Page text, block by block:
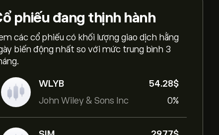
phiếu đang thịnh hành
các cổ phiếu có khối lượng giao dịch hằng
biến động nhất so với mức trung bình 3
WLYB
John Wiley & Sons Inc
54.28‎$‎
0%